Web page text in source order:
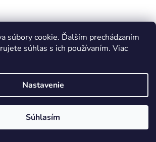
súbory cookie. Ďalším prechádzaním
súhlas s ich používaním. Viac
Nastavenie
Súhlasím